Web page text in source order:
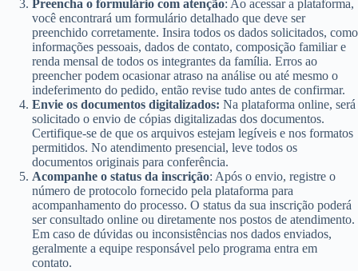
Preencha o formulário com atenção: Ao acessar a plataforma,
você encontrará um formulário detalhado que deve ser
preenchido corretamente. Insira todos os dados solicitados, como
informações pessoais, dados de contato, composição familiar e
renda mensal de todos os integrantes da família. Erros ao
preencher podem ocasionar atraso na análise ou até mesmo o
indeferimento do pedido, então revise tudo antes de confirmar.
Envie os documentos digitalizados: Na plataforma online, será
solicitado o envio de cópias digitalizadas dos documentos.
Certifique-se de que os arquivos estejam legíveis e nos formatos
permitidos. No atendimento presencial, leve todos os
documentos originais para conferência.
Acompanhe o status da inscrição: Após o envio, registre o
número de protocolo fornecido pela plataforma para
acompanhamento do processo. O status da sua inscrição poderá
ser consultado online ou diretamente nos postos de atendimento.
Em caso de dúvidas ou inconsistências nos dados enviados,
geralmente a equipe responsável pelo programa entra em
contato.